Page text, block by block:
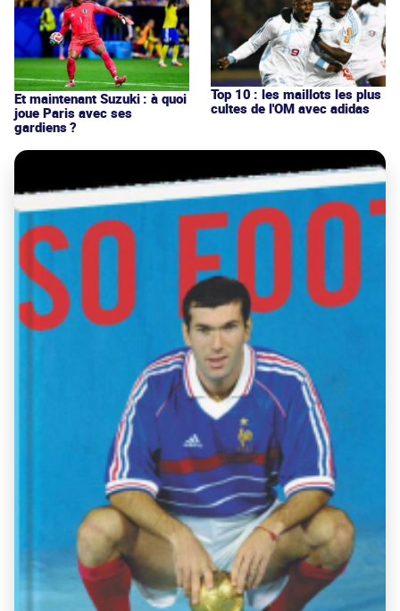
Et maintenant Suzuki : à quoi
joue Paris avec ses
gardiens ?
Top 10 : les maillots les plus
cultes de l'OM avec adidas